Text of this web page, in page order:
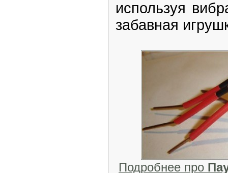
используя
забавная
Подробнее про